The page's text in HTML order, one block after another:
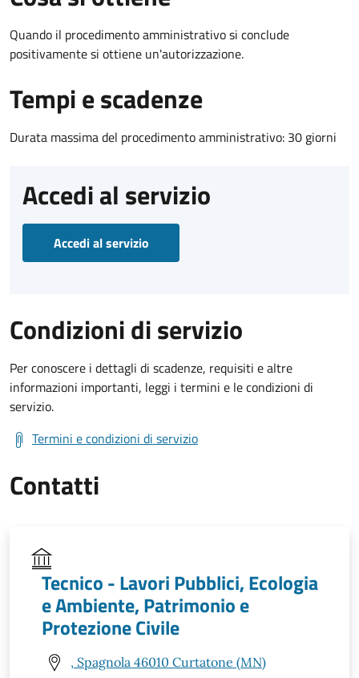
Quando il procedimento amministrativo si conclude
positivamente si ottiene un'autorizzazione.
Tempi e scadenze
Durata massima del procedimento amministrativo: 30 giorni
Accedi al servizio
Accedi al servizio
Condizioni di servizio
Per conoscere i dettagli di scadenze, requisiti e altre
informazioni importanti, leggi i termini e le condizioni di
servizio.
Termini e condizioni di servizio
Contatti
Tecnico - Lavori Pubblici, Ecologia
e Ambiente, Patrimonio e
Protezione Civile
, Spagnola 46010 Curtatone (MN)